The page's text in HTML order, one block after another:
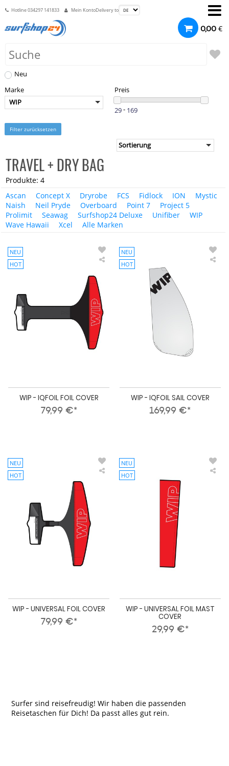
Hotline034297 141833 Mein KontoDelivery to
0,00 €
Neu
Marke
WIP
Preis
-
Filter zurücksetzen
TRAVEL + DRY BAG
Produkte: 4
Ascan
Concept X Dryrobe FCS Fidlock ION
Mystic
Naish
Neil Pryde Overboard Point 7
Project 5
Prolimit
Seawag Surfshop24 Deluxe Unifiber
WIP
Wave Hawaii
Xcel Alle Marken
NEU
HOT
WIP - IQFOIL FOIL COVER
79,99 €*
NEU
HOT
WIP - IQFOIL SAIL COVER
169,99 €*
NEU
HOT
WIP - UNIVERSAL FOIL COVER
79,99 €*
NEU
HOT
WIP - UNIVERSAL FOIL MAST
COVER
29,99 €*
Surfer sind reisefreudig! Wir haben die passenden
Reisetaschen für Dich! Da passt alles gut rein.